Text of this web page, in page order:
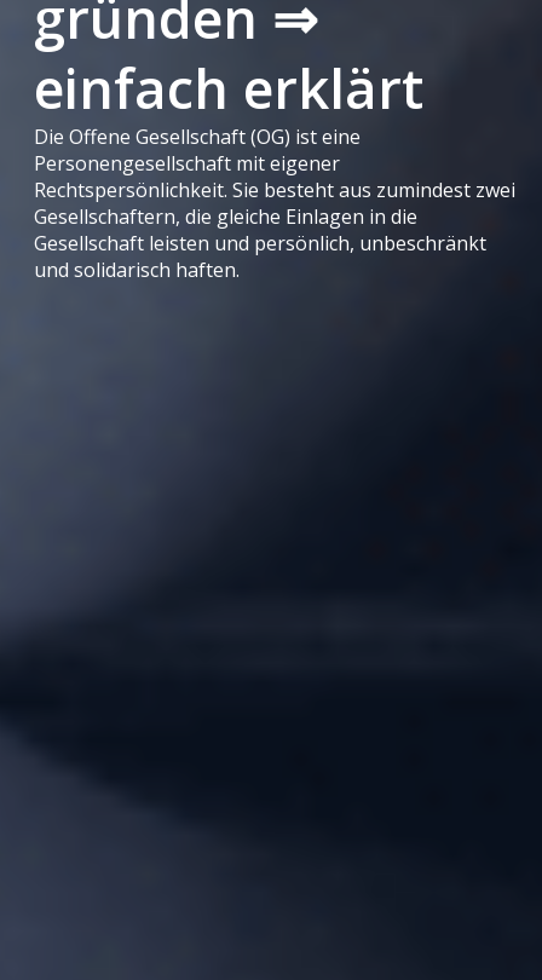
gründen ⇒
einfach erklärt
Die Offene Gesellschaft (OG) ist eine
Personengesellschaft mit eigener
Rechtspersönlichkeit. Sie besteht aus zumindest zwei
Gesellschaftern, die gleiche Einlagen in die
Gesellschaft leisten und persönlich, unbeschränkt
und solidarisch haften.